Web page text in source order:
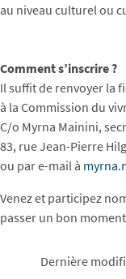
au niveau culturel ou
Comment s’inscrire ?
Il suffit de renvoyer la
à la Commission du
C/o Myrna Mainini,
83, rue Jean-Pierre
ou par e-mail à
Venez et participez
passer un bon
Dernière